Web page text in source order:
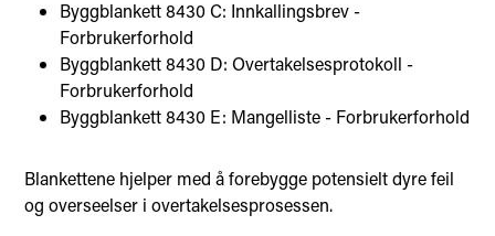
Byggblankett 8430 C: Innkallingsbrev -
Forbrukerforhold
Byggblankett 8430 D: Overtakelsesprotokoll -
Forbrukerforhold
Byggblankett 8430 E: Mangelliste - Forbrukerforhold
Blankettene hjelper med å forebygge potensielt dyre feil
og overseelser i overtakelsesprosessen.